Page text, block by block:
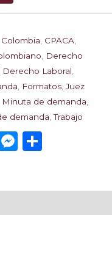
Colombia, CPACA,
, Derecho
Derecho Laboral,
, Formatos,Juez
Minuta de demanda,
demanda,Trabajo
Messenger